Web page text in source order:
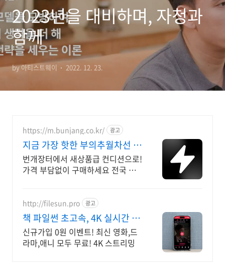
2023년을 대비하며, 자청과
함께
by 아티스트웨이 2022. 12. 23.
https://m.bunjang.co.kr/ 광고
지금 가장 핫한 부의추월차선 국
내 최대 브랜드 중고거래
번개장터에서 새상품급 컨디션으로!
가격 부담없이 구매하세요 전국 각
드
http://filesun.pro 광고
책 파일썬 초고속, 4K 실시간 보
기!
신규가입 0원 이벤트! 최신 영화,드
라마,애니 모두 무료! 4K 스트리밍